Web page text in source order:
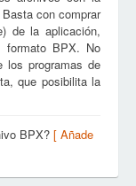
con comprar
de la aplicación,
formato BPX. No
los programas de
que posibilita la
BPX? [ Añade